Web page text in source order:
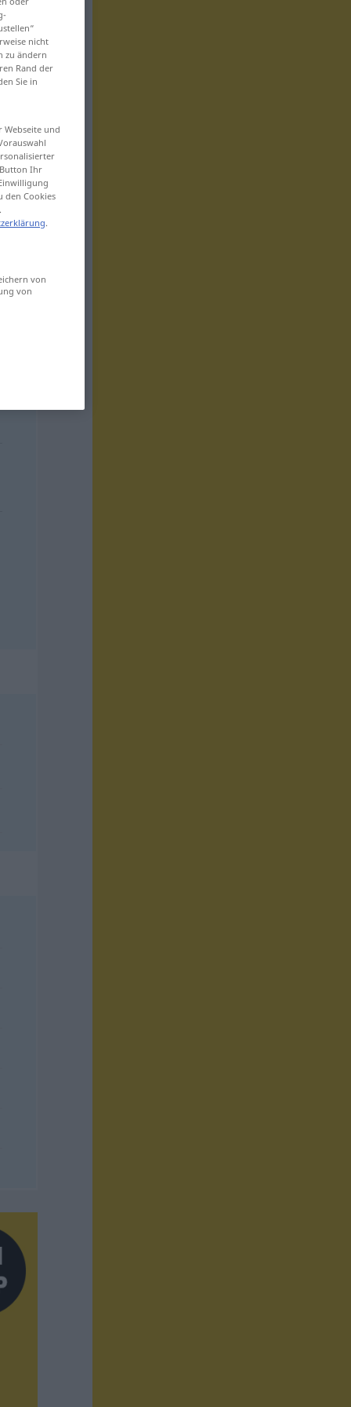
nicht
zu ändern
Rand der
Sie in
und
Ihr
den Cookies
.
von
von